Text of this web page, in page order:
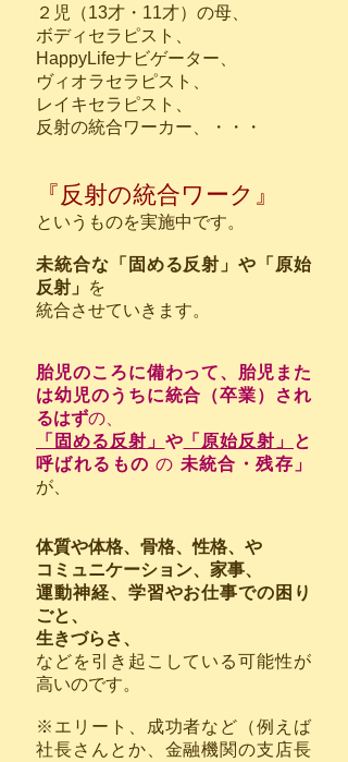
２児（13才・11才）の母、
ボディセラピスト、
HappyLifeナビゲーター、
ヴィオラセラピスト、
​レイキセラピスト、
​反射の統合ワーカー、・・・
『 反射の統合ワーク』
というものを実施中です。
未統合な「固める反射」や「原始
反射」
を
統合させていきます。
胎児のころに備わって、胎児また
は幼児のうちに統合（卒業）され
るはずの、
「固める反射 」 や 「原始反射」
と
呼ばれるもの の 未統合・残存」
が、
体質や体格、骨格、性格、や
コミュニケーション、家事、
運動神経、 学習やお仕事での困り
ごと、
生きづらさ、
などを引き起こしている可能性が
高いのです。
※エリート、成功者など（例えば
社長さんとか、金融機関の支店長